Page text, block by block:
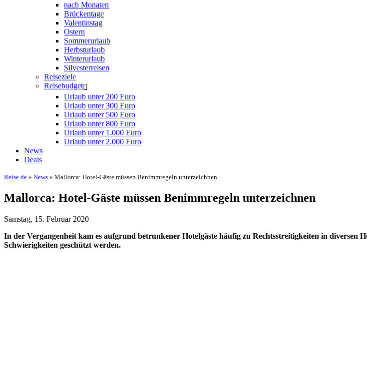
nach Monaten
Brückentage
Valentinstag
Ostern
Sommerurlaub
Herbsturlaub
Winterurlaub
Silvesterreisen
Reiseziele
Reisebudget
Urlaub unter 200 Euro
Urlaub unter 300 Euro
Urlaub unter 500 Euro
Urlaub unter 800 Euro
Urlaub unter 1.000 Euro
Urlaub unter 2.000 Euro
News
Deals
Reise.de » News » Mallorca: Hotel-Gäste müssen Benimmregeln unterzeichnen
Mallorca: Hotel-Gäste müssen Benimmregeln unterzeichnen
Samstag, 15. Februar 2020
In der Vergangenheit kam es aufgrund betrunkener Hotelgäste häufig zu Rechtsstreitigkeiten in diversen
Schwierigkeiten geschützt werden.